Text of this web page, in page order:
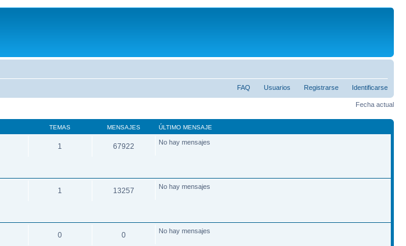
FAQ Usuarios Registrarse Identificarse
Fecha actual
TEMAS MENSAJES ÚLTIMO MENSAJE
1 67922 No hay mensajes
1 13257 No hay mensajes
0 0 No hay mensajes